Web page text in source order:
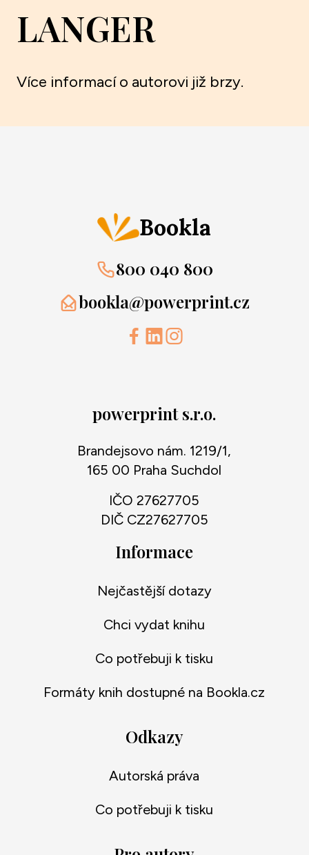
LANGER
Více informací o autorovi již brzy.
Bookla
800 040 800
bookla@powerprint.cz
powerprint s.r.o.
Brandejsovo nám. 1219/1,
165 00 Praha Suchdol
IČO 27627705
DIČ CZ27627705
Informace
Nejčastější dotazy
Chci vydat knihu
Co potřebuji k tisku
Formáty knih dostupné na Bookla.cz
Odkazy
Autorská práva
Co potřebuji k tisku